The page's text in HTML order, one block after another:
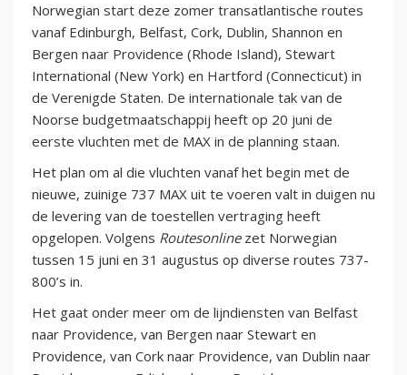
Norwegian start deze zomer transatlantische routes
vanaf Edinburgh, Belfast, Cork, Dublin, Shannon en
Bergen naar Providence (Rhode Island), Stewart
International (New York) en Hartford (Connecticut) in
de Verenigde Staten. De internationale tak van de
Noorse budgetmaatschappij heeft op 20 juni de
eerste vluchten met de MAX in de planning staan.
Het plan om al die vluchten vanaf het begin met de
nieuwe, zuinige 737 MAX uit te voeren valt in duigen nu
de levering van de toestellen vertraging heeft
opgelopen. Volgens Routesonlinezet Norwegian
tussen 15 juni en 31 augustus op diverse routes 737-
800’s in.
Het gaat onder meer om de lijndiensten van Belfast
naar Providence, van Bergen naar Stewart en
Providence, van Cork naar Providence, van Dublin naar